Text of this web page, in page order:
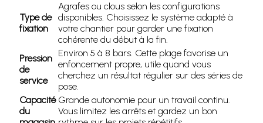
Type de
fixation
Agrafes ou clous selon les configurations
disponibles. Choisissez le système adapté à
votre chantier pour garder une fixation
cohérente du début à la fin.
Pression
de
service
Environ 5 à 8 bars. Cette plage favorise un
enfoncement propre, utile quand vous
cherchez un résultat régulier sur des séries de
pose.
Capacité
du
Grande autonomie pour un travail continu.
Vous limitez les arrêts et gardez un bon